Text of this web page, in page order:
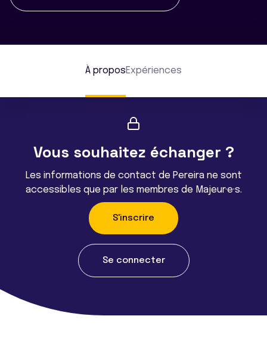
À proposExpériences
Vous souhaitez échanger ?
Les informations de contact de Pereira ne sont
accessibles que par les membres de Majeur·e·s.
S'inscrire
Se connecter